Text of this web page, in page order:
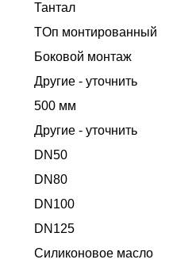
Тантал
TОп монтированный
Боковой монтаж
Другие - уточнить
500 мм
Другие - уточнить
DN50
DN80
DN100
DN125
Силиконовое масло